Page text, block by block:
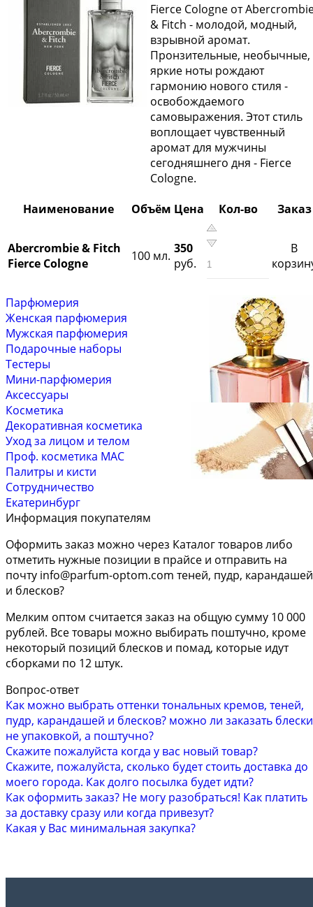
Fierce Cologne от
& Fitch - молодой, модный,
взрывной аромат.
Пронзительные, необычные,
яркие ноты рождают
гармонию нового стиля -
освобождаемого
самовыражения. Этот стиль
воплощает чувственный
аромат для мужчины
сегодняшнего дня - Fierce
Cologne.
Наименование Объём Цена Кол-во Заказ
Abercrombie & Fitch
Fierce Cologne
100 мл. 350
руб.
В
Парфюмерия
Женская парфюмерия
Мужская парфюмерия
Подарочные наборы
Тестеры
Мини-парфюмерия
Аксессуары
Косметика
Декоративная косметика
Уход за лицом и телом
Проф. косметика MAC
Палитры и кисти
Сотрудничество
Екатеринбург
Информация покупателям
Оформить заказ можно через Каталог товаров либо
отметить нужные позиции в прайсе и отправить на
почту info@parfum-optom.com теней, пудр, карандашей
и блесков?
Мелким оптом считается заказ на общую сумму 10 000
рублей. Все товары можно выбирать поштучно, кроме
некоторый позиций блесков и помад, которые идут
сборками по 12 штук.
Вопрос-ответ
Как можно выбрать оттенки тональных кремов, теней,
пудр, карандашей и блесков? можно ли заказать блески
не упаковкой, а поштучно?
Скажите пожалуйста когда у вас новый товар?
Скажите, пожалуйста, сколько будет стоить доставка до
моего города. Как долго посылка будет идти?
Как оформить заказ? Не могу разобраться! Как платить
за доставку сразу или когда привезут?
Какая у Вас минимальная закупка?